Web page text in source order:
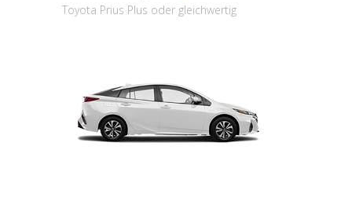
Toyota Prius Plus oder gleichwertig